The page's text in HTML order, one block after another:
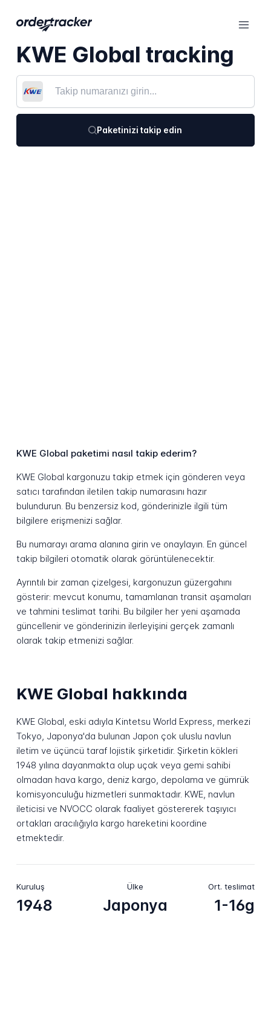
KWE Global tracking
Paketinizi takip edin
KWE Global paketimi nasıl takip ederim?
KWE Global kargonuzu takip etmek için gönderen veya
satıcı tarafından iletilen takip numarasını hazır
bulundurun. Bu benzersiz kod, gönderinizle ilgili tüm
bilgilere erişmenizi sağlar.
Bu numarayı arama alanına girin ve onaylayın. En güncel
takip bilgileri otomatik olarak görüntülenecektir.
Ayrıntılı bir zaman çizelgesi, kargonuzun güzergahını
gösterir: mevcut konumu, tamamlanan transit aşamaları
ve tahmini teslimat tarihi. Bu bilgiler her yeni aşamada
güncellenir ve gönderinizin ilerleyişini gerçek zamanlı
olarak takip etmenizi sağlar.
KWE Global hakkında
KWE Global, eski adıyla Kintetsu World Express, merkezi
Tokyo, Japonya'da bulunan Japon çok uluslu navlun
iletim ve üçüncü taraf lojistik şirketidir. Şirketin kökleri
1948 yılına dayanmakta olup uçak veya gemi sahibi
olmadan hava kargo, deniz kargo, depolama ve gümrük
komisyonculuğu hizmetleri sunmaktadır. KWE, navlun
ileticisi ve NVOCC olarak faaliyet göstererek taşıyıcı
ortakları aracılığıyla kargo hareketini koordine
etmektedir.
Kuruluş
1948
Ülke
Japonya
Ort. teslimat
1-16g